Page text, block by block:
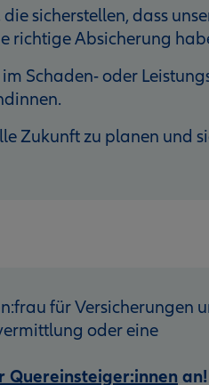
sicherstellen, dass
richtige Absicherung
Schaden- oder
Zukunft zu planen und
für Versicherungen
oder eine
Quereinsteiger:innen an!